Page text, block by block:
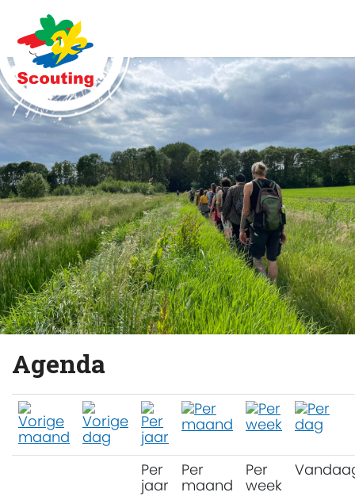
Agenda
Per
jaar
Per
maand
Per
week